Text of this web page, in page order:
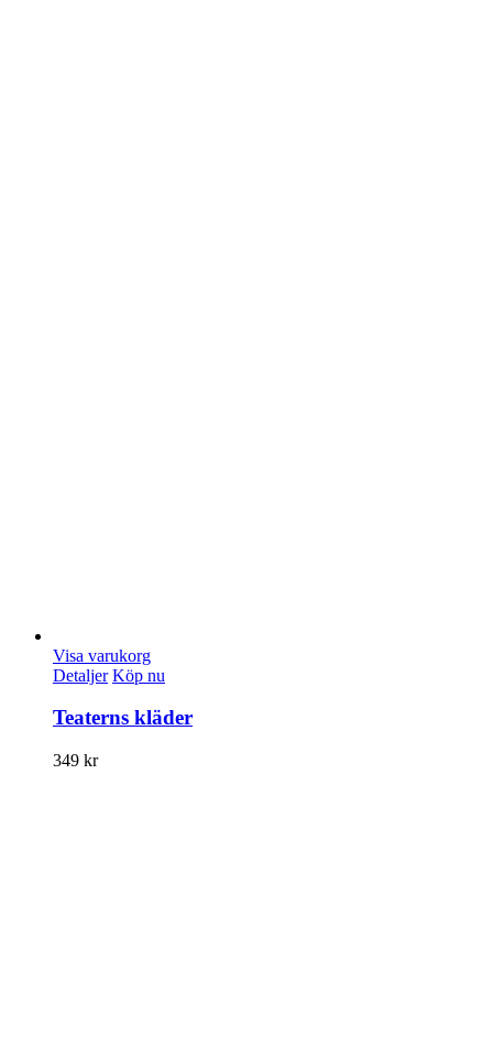
Visa varukorg
Detaljer Köp nu
Teaterns kläder
349 kr